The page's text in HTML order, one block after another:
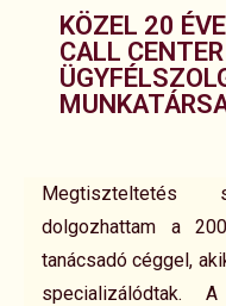
KÖZEL 20
CALL
Megtiszteltetés
dolgozhattam a
tanácsadó céggel,
specializálódtak.